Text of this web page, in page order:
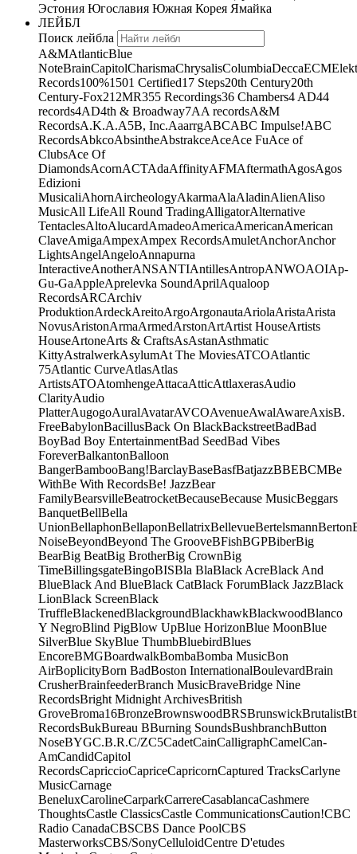
Эстония Югославия Южная Корея Ямайка
ЛЕЙБЛ
Поиск лейбла
A&MAtlanticBlue
NoteBrainCapitolCharismaChrysalisColumbiaDeccaECM
Records100%1501 Certified17 Steps20th Century20th
Century-Fox21 2MR355 Recordings36 Chambers4 AD44
records4AD4th & Broadway7AA recordsA&M
RecordsA.K.A.A5B, Inc.AaarrgABCABC Impulse!ABC
RecordsAbkcoAbsintheAbstrakceAceAce FuAce of
ClubsAce Of
DiamondsAcornACTAdaAffinityAFMAftermathAgosAgos
Edizioni
MusicaliAhornAircheologyAkarmaAlaAladinAlienAliso
MusicAll LifeAll Round TradingAlligatorAlternative
TentaclesAltoAlucardAmadeoAmericaAmericanAmerican
ClaveAmigaAmpexAmpex RecordsAmuletAnchorAnchor
LightsAngelAngeloAnnapurna
InteractiveAnotherANSANTIAntillesAntropANWOAOIAp-
Gu-GaAppleAprelevka SoundAprilAqualoop
RecordsARCArchiv
ProduktionArdeckAreitoArgoArgonautaAriolaAristaArista
NovusAristonArmaArmedArstonArtArtist HouseArtists
HouseArtoneArts & CraftsAsAstanAsthmatic
KittyAstralwerkAsylumAt The MoviesATCOAtlantic
75Atlantic CurveAtlasAtlas
ArtistsATOAtomhengeAttacaAtticAttlaxerasAudio
ClarityAudio
PlatterAugogoAuralAvatarAVCOAvenueAwalAwareAxisB.
FreeBabylonBacillusBack On BlackBackstreetBadBad
BoyBad Boy EntertainmentBad SeedBad Vibes
ForeverBalkantonBalloon
BangerBambooBang!BarclayBaseBasfBatjazzBBEBCMBe
WithBe With RecordsBe! JazzBear
FamilyBearsvilleBeatrocketBecauseBecause MusicBeggars
BanquetBellBella
UnionBellaphonBellaponBellatrixBellevueBertelsmannBerton
NoiseBeyondBeyond The GrooveBFishBGPBiberBig
BearBig BeatBig BrotherBig CrownBig
TimeBillingsgateBingoBISBla BlaBlack AcreBlack And
BlueBlack And BlueBlack CatBlack ForumBlack JazzBlack
LionBlack ScreenBlack
TruffleBlackenedBlackgroundBlackhawkBlackwoodBlanco
Y NegroBlind PigBlow UpBlue HorizonBlue MoonBlue
SilverBlue SkyBlue ThumbBluebirdBlues
EncoreBMGBoardwalkBombaBomba MusicBon
AirBoplicityBorn BadBoston InternationalBoulevardBrain
CrusherBrainfeederBranch MusicBraveBridge Nine
RecordsBright Midnight ArchivesBritish
GroveBroma16BronzeBrownswoodBRSBrunswickBrutalist
RecordsBukBureau BBurning SoundsBushbranchButton
NoseBYGC.B.R.C/ZC5CadetCainCalligraphCamelCan-
AmCandidCapitol
RecordsCapriccioCapriceCapricornCaptured TracksCarlyne
MusicCarnage
BeneluxCarolineCarparkCarrereCasablancaCashmere
ThoughtsCastle ClassicsCastle CommunicationsCaution!CBC
Radio CanadaCBSCBS Dance PoolCBS
MasterworksCBS/SonyCelluloidCentre D'etudes